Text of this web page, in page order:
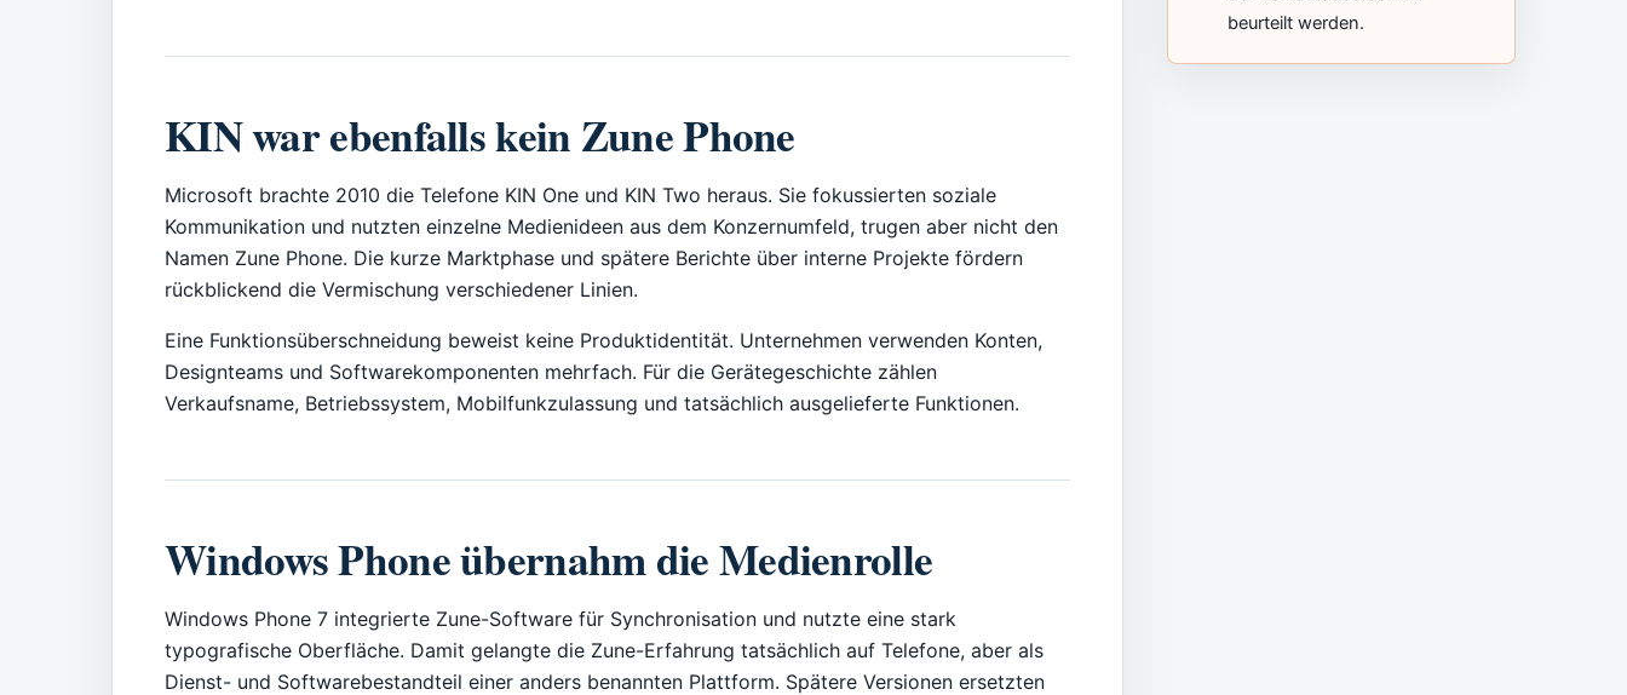
beurteilt werden.
KIN war ebenfalls kein Zune Phone
Microsoft brachte 2010 die Telefone KIN One und KIN Two heraus. Sie fokussierten soziale
Kommunikation und nutzten einzelne Medienideen aus dem Konzernumfeld, trugen aber nicht den
Namen Zune Phone. Die kurze Marktphase und spätere Berichte über interne Projekte fördern
rückblickend die Vermischung verschiedener Linien.
Eine Funktionsüberschneidung beweist keine Produktidentität. Unternehmen verwenden Konten,
Designteams und Softwarekomponenten mehrfach. Für die Gerätegeschichte zählen
Verkaufsname, Betriebssystem, Mobilfunkzulassung und tatsächlich ausgelieferte Funktionen.
Windows Phone übernahm die Medienrolle
Windows Phone 7 integrierte Zune-Software für Synchronisation und nutzte eine stark
typografische Oberfläche. Damit gelangte die Zune-Erfahrung tatsächlich auf Telefone, aber als
Dienst- und Softwarebestandteil einer anders benannten Plattform. Spätere Versionen ersetzten